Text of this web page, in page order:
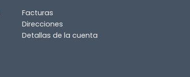
Facturas
Direcciones
Detallas de la cuenta